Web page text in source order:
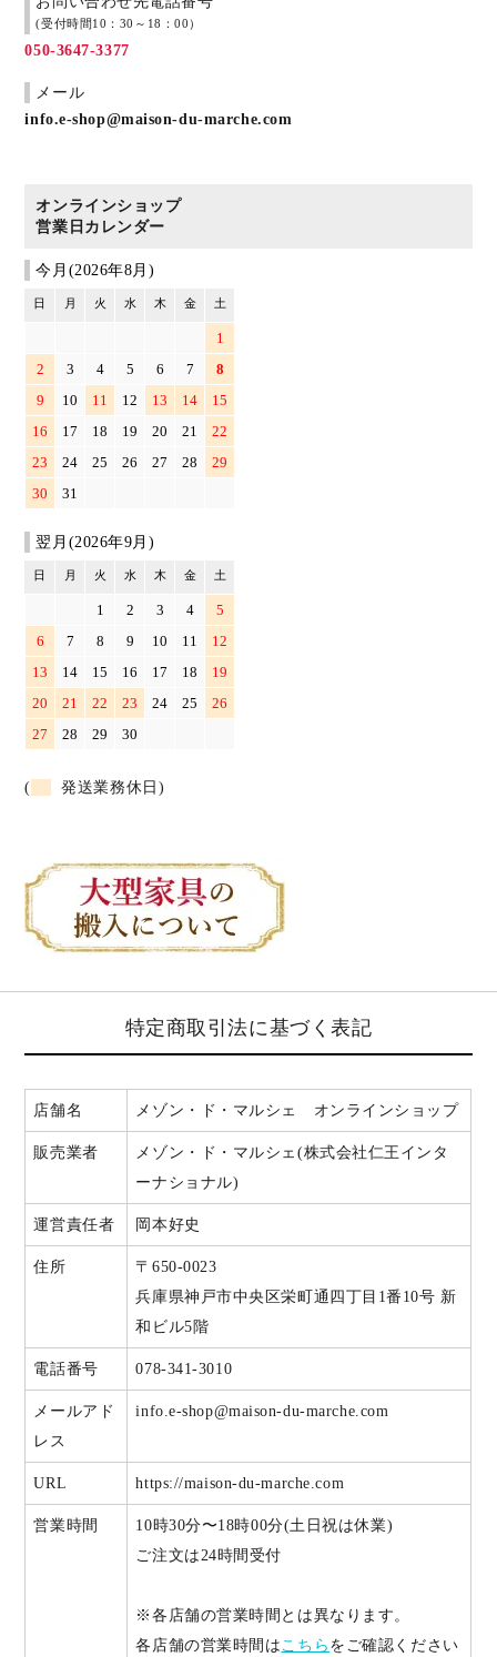
(受付時間10：30～18：00）
050-3647-3377
メール
info.e-shop@maison-du-marche.com
オンラインショップ
営業日カレンダー
今月(2026年8月)
日 月 火 水 木 金 土
1
2
3 4 5 6 7
8
9
10 11 12 13 14
15
16
17 18 19 20 21
22
23
24 25 26 27 28
29
30
31
翌月(2026年9月)
日 月 火 水 木 金 土
1 2 3 4
5
6
7 8 9 10 11
12
13
14 15 16 17 18
19
20
21 22 23 24 25
26
27
28 29 30
( 発送業務休日)
特定商取引法に基づく表記
店舗名 メゾン・ド・マルシェ オンラインショップ
販売業者
メゾン・ド・マルシェ(株式会社仁王インタ
ーナショナル)
運営責任者 岡本好史
住所
〒650-0023
兵庫県神戸市中央区栄町通四丁目1番10号 新
和ビル5階
電話番号 078-341-3010
メールアド
レス
info.e-shop@maison-du-marche.com
URL https://maison-du-marche.com
営業時間
10時30分〜18時00分(土日祝は休業)
ご注文は24時間受付
※各店舗の営業時間とは異なります。
各店舗の営業時間はこちら をご確認ください